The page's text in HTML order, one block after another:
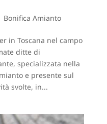
Bonifica Amianto
in Toscana nel campo
ditte di
specializzata nella
e presente sul
svolte, in...